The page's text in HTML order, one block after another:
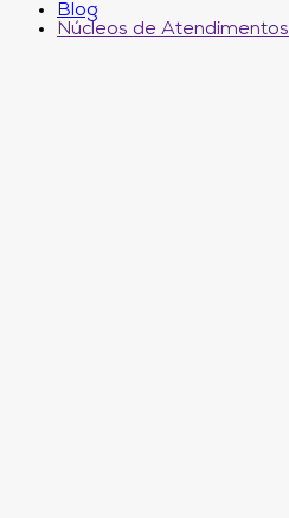
Blog
Núcleos de Atendimentos